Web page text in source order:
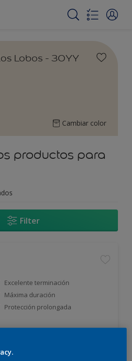
Lobos - 30YY
Cambiar color
productos para
Filter
Excelente terminación
Máxima duración
Protección prolongada